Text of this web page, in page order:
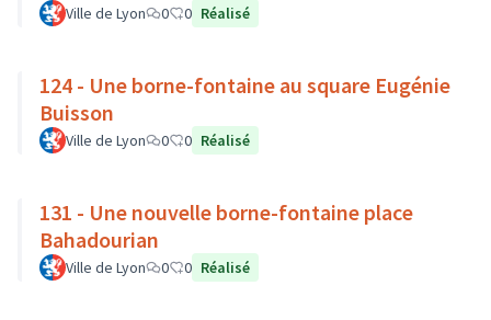
Ville de Lyon 0 0 Réalisé
124 - Une borne-fontaine au square Eugénie
Buisson
Ville de Lyon 0 0 Réalisé
131 - Une nouvelle borne-fontaine place
Bahadourian
Ville de Lyon 0 0 Réalisé